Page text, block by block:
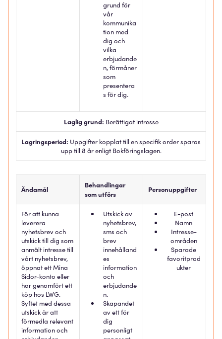
grund för
vår
kommunika
tion med
dig och
vilka
erbjudande
n, förmåner
som
presentera
s för dig.
Laglig grund: Berättigat intresse
Lagringsperiod: Uppgifter kopplat till en specifik order sparas
upp till 8 år enligt Bokföringslagen.
Ändamål
Behandlingar
som utförs
Personuppgifter
För att kunna
leverera
nyhetsbrev och
utskick till dig som
anmält intresse till
vårt nyhetsbrev,
öppnat ett Mina
Sidor-konto eller
har genomfört ett
köp hos LWG.
Syftet med dessa
utskick är att
förmedla relevant
information och
Utskick av
nyhetsbrev,
sms och
brev
innehålland
es
information
och
erbjudande
n.
Skapandet
av ett för
dig
personligt
E-post
Namn
Intresse-
områden
Sparade
favoritprod
ukter